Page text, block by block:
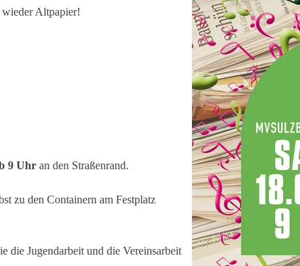
Altpapier!
9 Uhr an den Straßenrand.
zu den Containern am Festplatz
die Jugendarbeit und die Vereinsarbeit